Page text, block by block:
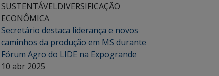
SUSTENTÁVELDIVERSIFICAÇÃO
ECONÔMICA
Secretário destaca liderança e novos
caminhos da produção em MS durante
Fórum Agro do LIDE na Expogrande
10 abr 2025